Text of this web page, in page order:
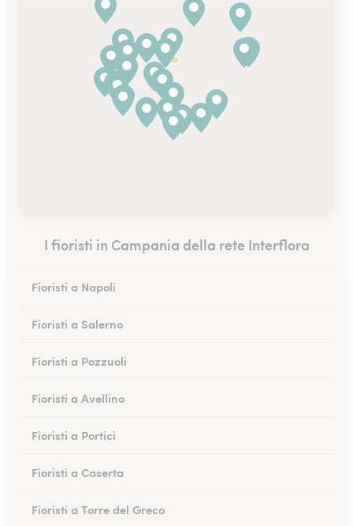
I fioristi in Campania della rete Interflora
Fioristi a Napoli
Fioristi a Salerno
Fioristi a Pozzuoli
Fioristi a Avellino
Fioristi a Portici
Fioristi a Caserta
Fioristi a Torre del Greco